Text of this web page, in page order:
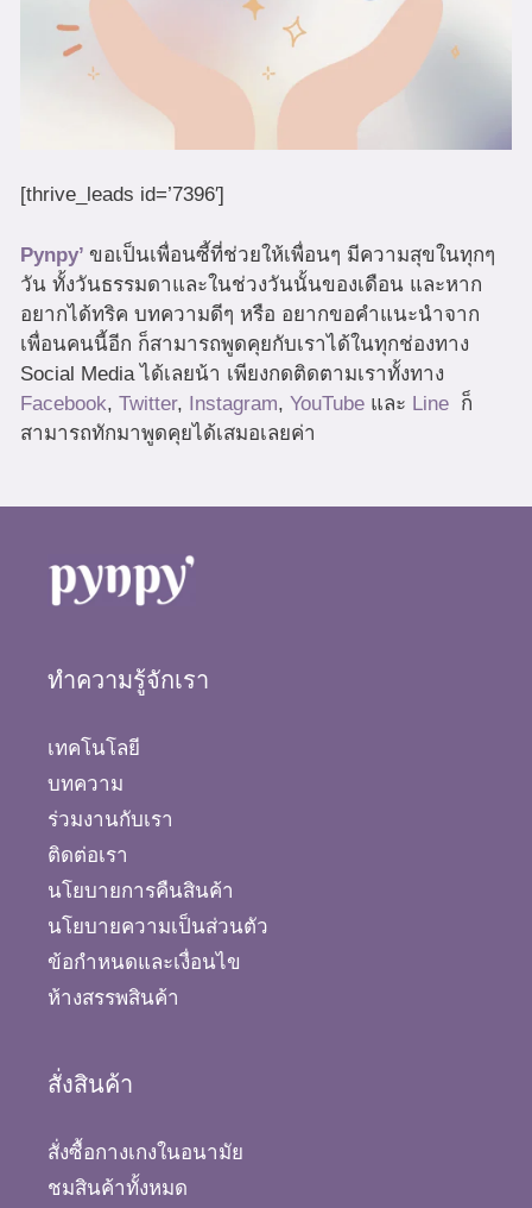
[thrive_leads id=’7396′]
Pynpy’ ขอเป็นเพื่อนซี้ที่ช่วยให้เพื่อนๆ มีความสุขในทุกๆ
วัน ทั้งวันธรรมดาและในช่วงวันนั้นของเดือน และหาก
อยากได้ทริค บทความดีๆ หรือ อยากขอคำแนะนำจาก
เพื่อนคนนี้อีก ก็สามารถพูดคุยกับเราได้ในทุกช่องทาง
Social Media ได้เลยน้า เพียงกดติดตามเราทั้งทาง
Facebook, Twitter, Instagram, YouTube และ Line ก็
สามารถทักมาพูดคุยได้เสมอเลยค่า
ทำความรู้จักเรา
เทคโนโลยี
บทความ
ร่วมงานกับเรา
ติดต่อเรา
นโยบายการคืนสินค้า
นโยบายความเป็นส่วนตัว
ข้อกำหนดและเงื่อนไข
ห้างสรรพสินค้า
สั่งสินค้า
สั่งซื้อกางเกงในอนามัย
ชมสินค้าทั้งหมด